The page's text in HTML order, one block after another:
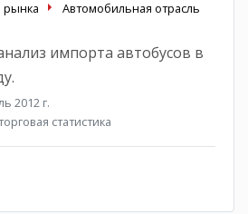
рынка
Автомобильная отрасль
импорта автобусов в
2012 г.
статистика